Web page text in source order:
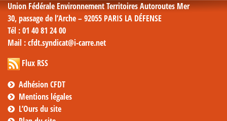
Union Fédérale Environnement Territoires Autoroutes Mer
30, passage de l’Arche – 92055 PARIS LA DÉFENSE
Tél : 01 40 81 24 00
Mail : cfdt.syndicat@i-carre.net
Flux RSS
Adhésion CFDT
Mentions légales
L’Ours du site